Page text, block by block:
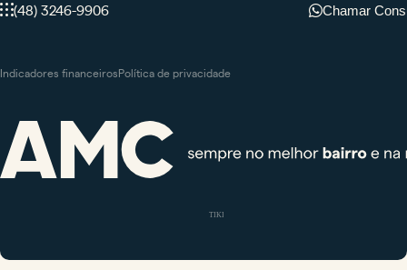
(48) 3246-9906
Chamar
Indicadores financeirosPolítica de privacidade